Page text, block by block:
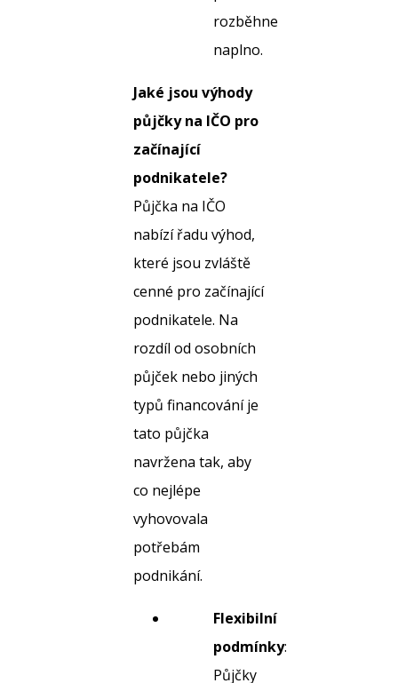
rozběhne
naplno.
Jaké jsou výhody
půjčky na IČO pro
začínající
podnikatele?
Půjčka na IČO
nabízí řadu výhod,
které jsou zvláště
cenné pro začínající
podnikatele. Na
rozdíl od osobních
půjček nebo jiných
typů financování je
tato půjčka
navržena tak, aby
co nejlépe
vyhovovala
potřebám
podnikání.
Flexibilní
podmínky:
Půjčky